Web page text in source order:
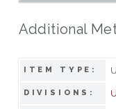
Additional
ITEM TYPE:
DIVISIONS: